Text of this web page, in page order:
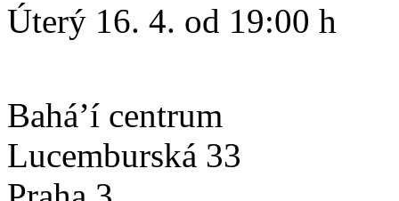
Úterý 16. 4. od 19:00 h
Bahá’í centrum
Lucemburská 33